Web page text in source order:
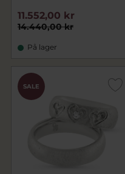
14.440,00 kr
11.552,00 kr
På lager
SALE